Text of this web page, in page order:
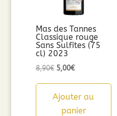
Mas des Tannes
Classique rouge
Sans Sulfites (75
cl) 2023
8,90€ Le
initial
était :
5,00€Le
actuel
est :
Ajouter au
panier